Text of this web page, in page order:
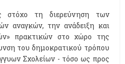
στόχο τη διερεύνηση των
αναγκών, την ανάδειξη και
πρακτικών στο χώρο της
του δημοκρατικού τρόπου
Σχολείων - τόσο ως προς